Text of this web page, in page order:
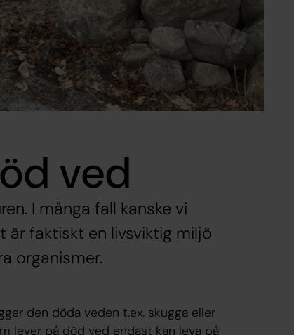
ved
I många fall kanske vi
faktiskt en livsviktig miljö
organismer.
den döda veden t.ex. skugga eller
lever på död ved endast kan leva på